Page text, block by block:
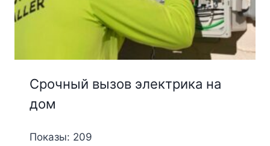
Срочный вызов электрика на
дом
Показы: 209